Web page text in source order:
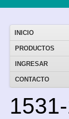
INICIO
PRODUCTOS
INGRESAR
CONTACTO